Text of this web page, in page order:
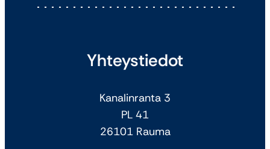
Yhteystiedot
Kanalinranta 3
PL 41
26101 Rauma